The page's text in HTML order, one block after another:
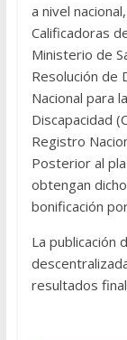
a nivel
Calificadoras
Ministerio de
Resolución de
Nacional para
Discapacidad
Registro
Posterior al
obtengan
bonificación
La publicación
resultados